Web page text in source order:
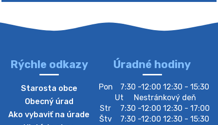
4. augusta 2026 10:05
Zberný dvor-Gyűjtőudvar
Oznamujeme obyvateľom, že v stredu 05. augusta
bude zberný dvor zatvorený. Értesítjük a lakosokat,
Rýchle odkazy
Starosta obce
Obecný úrad
Ako vybaviť na úrade
Úradné hodiny
Pon
7:30 -12:00 12:30 - 15:30
Ut
Nestránkový deň
Str
7:30 -12:00 12:30 - 17:00
Štv
7:30 -12:00 12:30 - 15:30